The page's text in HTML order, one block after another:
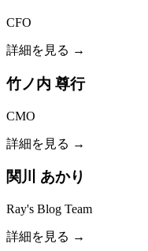
CFO
詳細を見る →
竹ノ内 尊行
CMO
詳細を見る →
関川 あかり
Ray's Blog Team
詳細を見る →